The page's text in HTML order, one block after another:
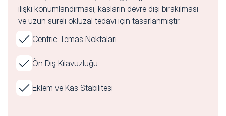
ilişki konumlandırması, kasların devre dışı bırakılması
ve uzun süreli oklüzal tedavi için tasarlanmıştır.
Centric Temas Noktaları
Ön Diş Kılavuzluğu
Eklem ve Kas Stabilitesi